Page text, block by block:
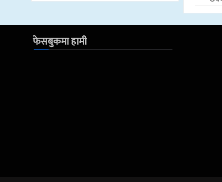
फेसबुकमा हामी